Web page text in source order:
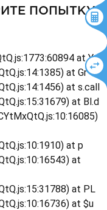
ПОПЫТКУ
at Ys
at Gr
at s.call
at Bl.d
at p
at
at PL
at $u